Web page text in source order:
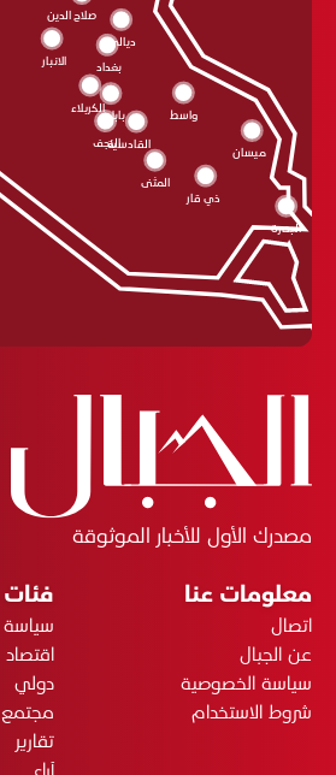
بابل
الانبار
النجف
الکربلاء
بغداد
القادسية
المثنى
ذي قار
البصرة
ميسان
واسط
ديالى
صلاح الدين
مصدرك الأول للأخبار الموثوقة
معلومات عنا
اتصال
عن الجبال
سياسة الخصوصية
شروط الاستخدام
فئات
سياسة
اقتصاد
دولي
مجتمع
تقارير
آراء